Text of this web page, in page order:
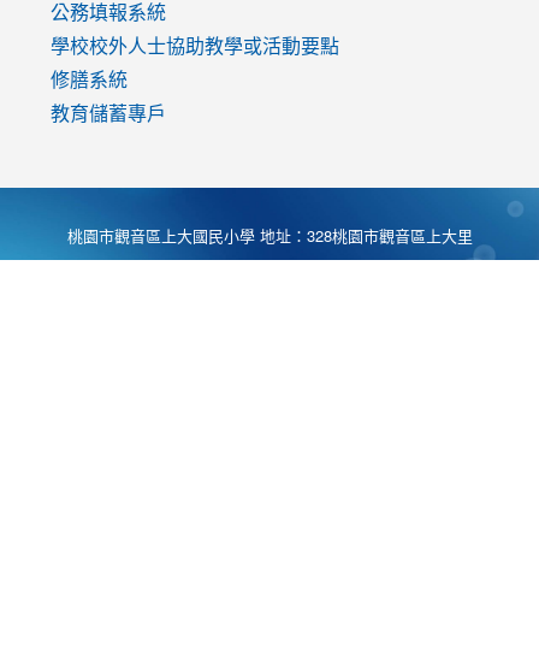
公務填報系統
學校校外人士協助教學或活動要點
修膳系統
教育儲蓄專戶
桃園市觀音區上大國民小學 地址：328桃園市觀音區上大里